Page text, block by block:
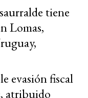
tiene
Lomas,
evasión fiscal
atribuido